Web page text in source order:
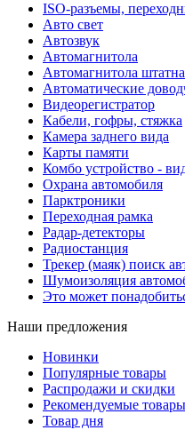
ISO-разъемы,
Авто свет
Автозвук
Автомагнитола
Автомагнитола
Автоматические
Видеорегистратор
Кабели, гофры, стяжка
Камера заднего вида
Карты памяти
Комбо устройство -
Охрана автомобиля
Парктроники
Переходная рамка
Радар-детекторы
Радиостанция
Трекер (маяк) поиск
Шумоизоляция
Это может
Наши предложения
Новинки
Популярные товары
Распродажи и скидки
Рекомендуемые товары
Товар дня